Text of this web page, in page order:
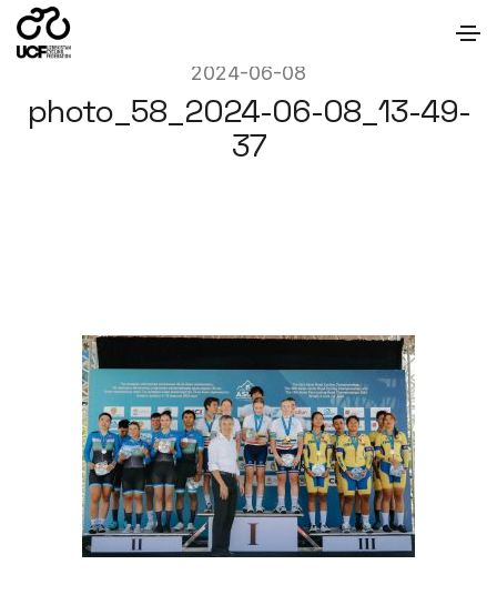
2024-06-08
photo_58_2024-06-08_13-49-
37